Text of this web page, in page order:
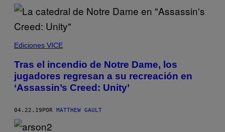
Ediciones VICE
Tras el incendio de Notre Dame, los
jugadores regresan a su recreación en
‘Assassin’s Creed: Unity’
04.22.19POR MATTHEW GAULT